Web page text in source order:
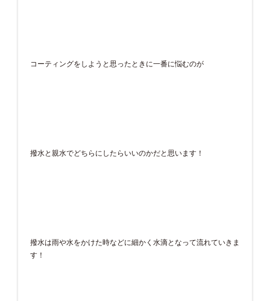
コーティングをしようと思ったときに一番に悩むのが
撥水と親水でどちらにしたらいいのかだと思います！
撥水は雨や水をかけた時などに細かく水滴となって流れていきま
す！